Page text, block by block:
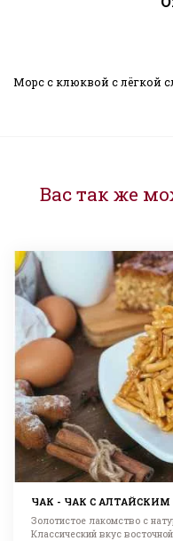
Морс с клюквой с лёгкой
Вас так же
ЧАК - ЧАК С
Золотистое лакомство с
Классический вкус